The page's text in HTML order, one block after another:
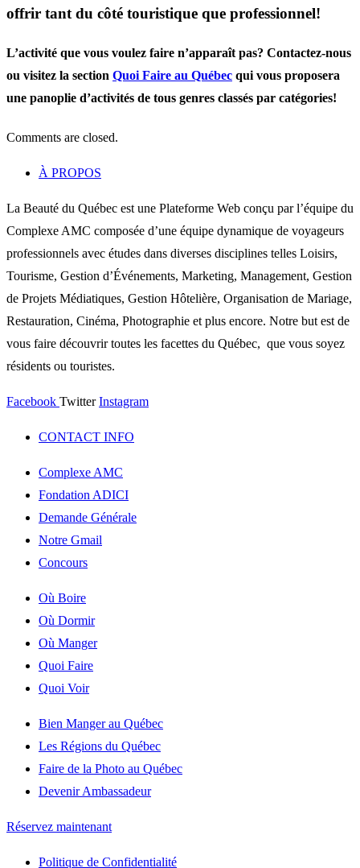
offrir tant du côté touristique que professionnel!
L’activité que vous voulez faire n’apparaît pas? Contactez-nous
ou visitez la section Quoi Faire au Québec qui vous proposera
une panoplie d’activités de tous genres classés par catégories!
Comments are closed.
À PROPOS
La Beauté du Québec est une Plateforme Web conçu par l’équipe du
Complexe AMC composée d’une équipe dynamique de voyageurs
professionnels avec études dans diverses disciplines telles Loisirs,
Tourisme, Gestion d’Événements, Marketing, Management, Gestion
de Projets Médiatiques, Gestion Hôtelière, Organisation de Mariage,
Restauration, Cinéma, Photographie et plus encore. Notre but est de
vous faire découvrir toutes les facettes du Québec, que vous soyez
résidents ou touristes.
Facebook Twitter Instagram
CONTACT INFO
Complexe AMC
Fondation ADICI
Demande Générale
Notre Gmail
Concours
Où Boire
Où Dormir
Où Manger
Quoi Faire
Quoi Voir
Bien Manger au Québec
Les Régions du Québec
Faire de la Photo au Québec
Devenir Ambassadeur
Réservez maintenant
Politique de Confidentialité